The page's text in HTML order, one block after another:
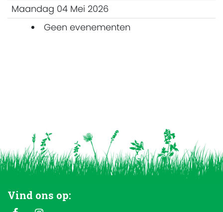
Maandag 04 Mei 2026
Geen evenementen
Vind ons op: